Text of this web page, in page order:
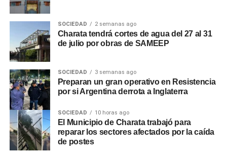
SOCIEDAD 2 semanas ago
Charata tendrá cortes de agua del 27 al 31
de julio por obras de SAMEEP
SOCIEDAD 3 semanas ago
Preparan un gran operativo en Resistencia
por si Argentina derrota a Inglaterra
SOCIEDAD 10 horas ago
El Municipio de Charata trabajó para
reparar los sectores afectados por la caída
de postes